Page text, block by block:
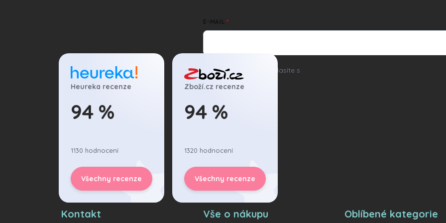
E-MAIL
Vložením e-mailu souhlasíte s
Přihlásit se
Heureka recenze
94 %
1130 hodnocení
Všechny recenze
Zboží.cz recenze
94 %
1320 hodnocení
Všechny recenze
Kontakt Vše o nákupu Oblíbené kategorie